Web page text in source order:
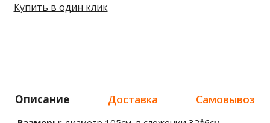
Купить в один клик
Описание Доставка Самовывоз